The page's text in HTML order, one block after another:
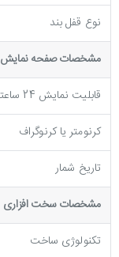
نوع قفل بند
مشخصات صفحه نمايش
قابلیت نمایش 24 ساعته
کرنومتر یا کرنوگراف
تاریخ شمار
مشخصات سخت افزاری
تکنولوژی ساخت